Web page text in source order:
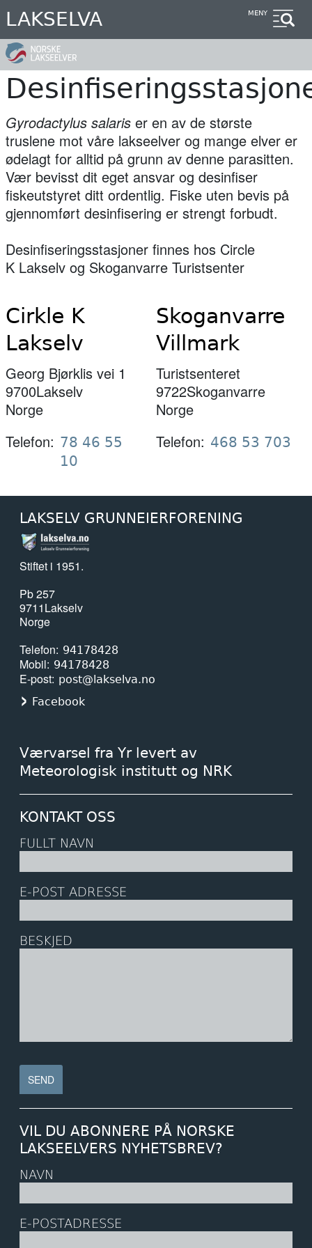
Hopp
til
hovedinnhold
LAKSELVA MENY
Gyrodactylus salaris er en av de største
truslene mot våre lakseelver og mange elver er
ødelagt for alltid på grunn av denne parasitten.
Vær bevisst dit eget ansvar og desinfiser
fiskeutstyret ditt ordentlig. Fiske uten bevis på
gjennomført desinfisering er strengt forbudt.
Desinfiseringsstasjoner finnes hos Circle
K Lakselv og Skoganvarre Turistsenter
Cirkle K
Lakselv
Georg Bjørklis vei 1
9700Lakselv
Norge
Telefon
78 46 55
10
Skoganvarre
Villmark
Turistsenteret
9722Skoganvarre
Norge
Telefon
468 53 703
LAKSELV GRUNNEIERFORENING
Stiftet i 1951.
Pb 257
9711Lakselv
Norge
Telefon
94178428
Mobil 94178428
E-post post@lakselva.no
Facebook
Værvarsel fra Yr levert av
Meteorologisk institutt og NRK
KONTAKT OSS
FULLT NAVN
E-POST ADRESSE
BESKJED
VIL DU ABONNERE PÅ NORSKE
LAKSEELVERS NYHETSBREV?
NAVN
E-POSTADRESSE